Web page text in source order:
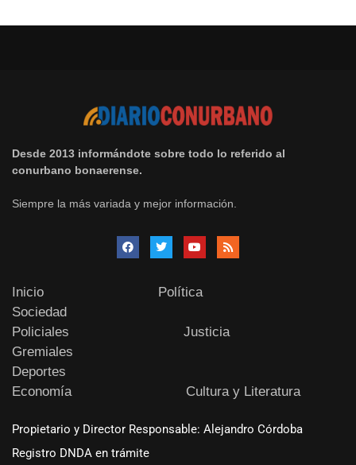
Desde 2013 informándote sobre todo lo referido al
conurbano bonaerense.
Siempre la más variada y mejor información.
Inicio
Política
Sociedad
Policiales
Justicia
Gremiales
Deportes
Economía
Cultura y Literatura
Propietario y Director Responsable: Alejandro Córdoba
Registro DNDA en trámite